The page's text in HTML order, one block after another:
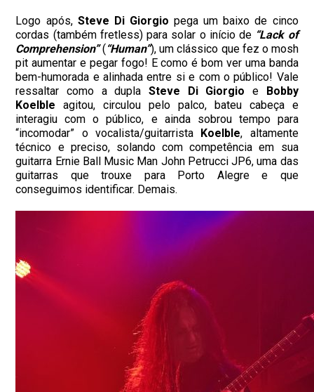
Logo após, Steve Di Giorgio pega um baixo de cinco
cordas (também fretless) para solar o início de “Lack of
Comprehension”(“Human”), um clássico que fez o mosh
pit aumentar e pegar fogo! E como é bom ver uma banda
bem-humorada e alinhada entre si e com o público! Vale
ressaltar como a dupla Steve Di Giorgio e Bobby
Koelble agitou, circulou pelo palco, bateu cabeça e
interagiu com o público, e ainda sobrou tempo para
“incomodar” o vocalista/guitarrista Koelble, altamente
técnico e preciso, solando com competência em sua
guitarra Ernie Ball Music Man John Petrucci JP6, uma das
guitarras que trouxe para Porto Alegre e que
conseguimos identificar. Demais.